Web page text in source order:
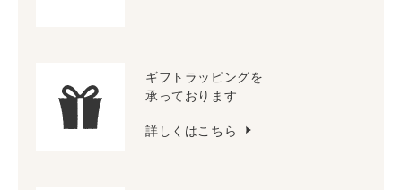
ギフトラッピングを
承っております
詳しくはこちら